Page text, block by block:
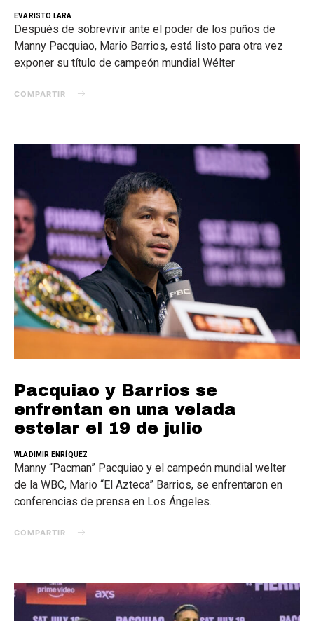
EVARISTO LARA
Después de sobrevivir ante el poder de los puños de
Manny Pacquiao, Mario Barrios, está listo para otra vez
exponer su título de campeón mundial Wélter
COMPARTIR
Pacquiao y Barrios se
enfrentan en una velada
estelar el 19 de julio
WLADIMIR ENRÍQUEZ
Manny “Pacman” Pacquiao y el campeón mundial welter
de la WBC, Mario “El Azteca” Barrios, se enfrentaron en
conferencias de prensa en Los Ángeles.
COMPARTIR